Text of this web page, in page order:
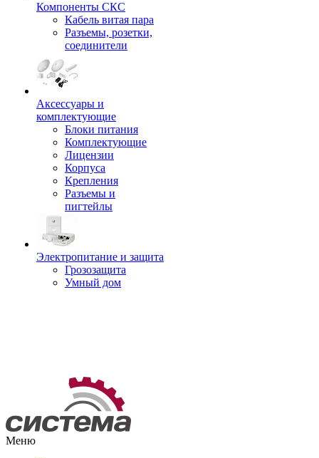
Компоненты СКС
Кабель витая пара
Разъемы, розетки,
соединители
Аксессуары и
комплектующие
Блоки питания
Комплектующие
Лицензии
Корпуса
Крепления
Разъемы и
пигтейлы
Электропитание и защита
Грозозащита
Умный дом
Меню